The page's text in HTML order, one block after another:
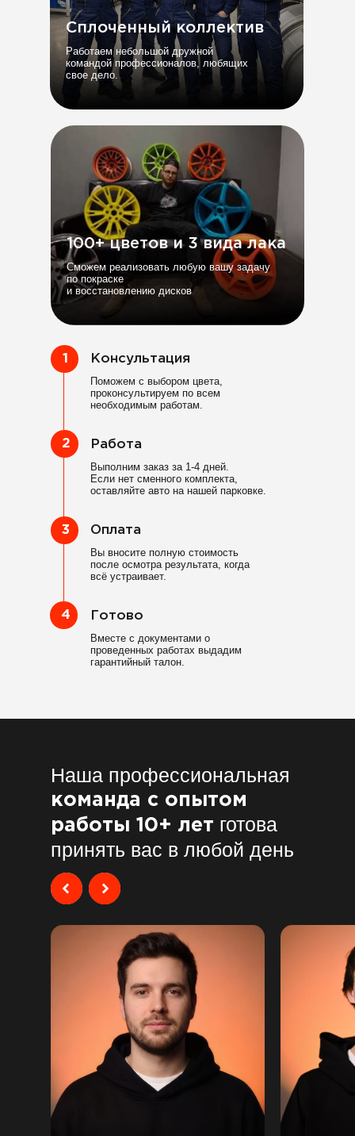
Сплоченный коллектив
Работаем небольшой дружной
командой профессионалов, любящих
свое дело.
100+ цветов и 3 вида лака
Сможем реализовать любую вашу задачу
по покраске
и восстановлению дисков
1
2
3
4
Консультация
Поможем с выбором цвета,
проконсультируем по всем
необходимым работам.
Работа
Выполним заказ за 1-4 дней.
Если нет сменного комплекта,
оставляйте авто на нашей парковке.
Оплата
Вы вносите полную стоимость
после осмотра результата, когда
всё устраивает.
Готово
Вместе с документами о
проведенных работах выдадим
гарантийный талон.
Наша профессиональная
команда с опытом
работы 10+ лет готова
принять вас в любой день